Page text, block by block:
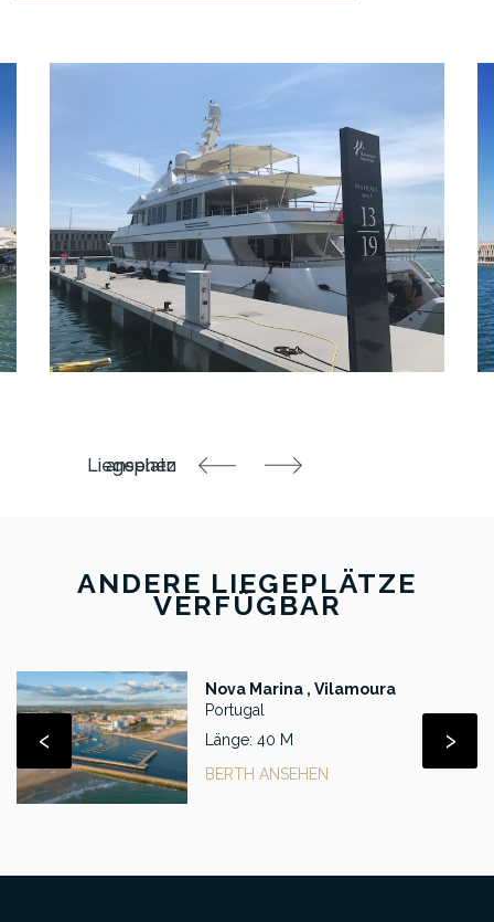
ANDERE LIEGEPLÄTZE
VERFÜGBAR
Nova Marina , Vilamoura
Portugal
Länge: 40 M
BERTH ANSEHEN
‹ ›